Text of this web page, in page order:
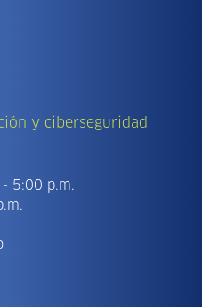
y ciberseguridad
- 5:00 p.m.